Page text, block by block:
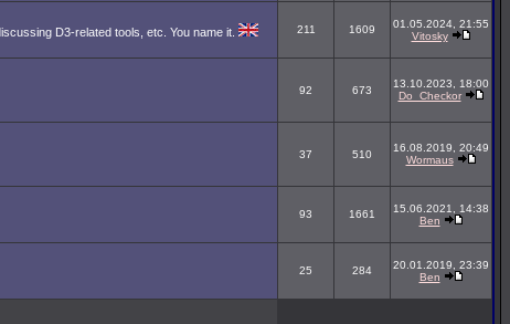
D3-related tools, etc. You name it. 211 1609
01.05.2024, 21:55
Vitosky
92 673
13.10.2023, 18:00
Do_Checkor
37 510
16.08.2019, 20:49
Wormaus
93 1661
15.06.2021, 14:38
Ben
25 284
20.01.2019, 23:39
Ben